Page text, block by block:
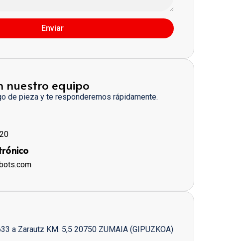
Enviar
nuestro equipo
de pieza y te responderemos rápidamente.
a Zarautz KM. 5,5 20750 ZUMAIA (GIPUZKOA)